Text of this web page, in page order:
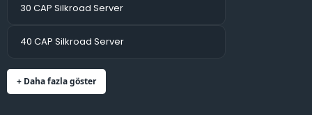
30 CAP Silkroad Server
40 CAP Silkroad Server
+ Daha fazla göster